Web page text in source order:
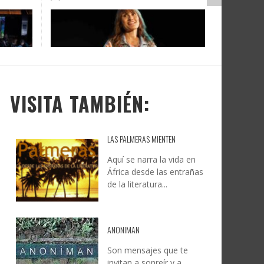
A
Y
DOCANARIAS CONVOCA A
INSTITUCIONES A REFLEXIONAR
SOBRE LA INTERNACIONALIZACIÓN
DEL CINE DE REALIDAD
JESÚS RODRÍGUEZ FALCÓN:
NATURALEZA, CAMINO Y
FOTOGRAFÍA
LEONCIO GONZÁLEZ, 9 JUNIO, 2026
VISITA TAMBIÉN:
LAS PALMERAS MIENTEN
Aquí se narra la vida en
África desde las entrañas
de la literatura...
ANONIMAN
Son mensajes que te